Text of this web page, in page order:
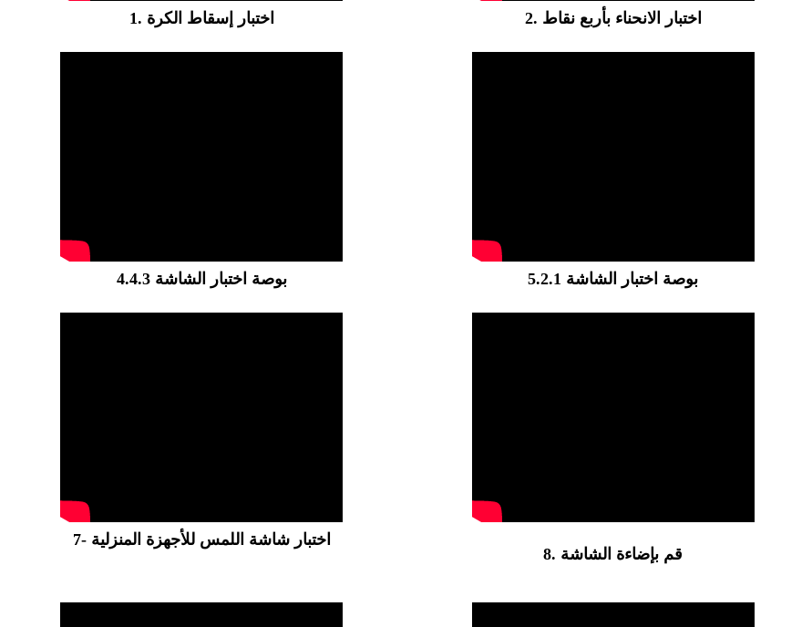
1. اختبار إسقاط الكرة 2. اختبار الانحناء بأربع نقاط
4.4.3 بوصة اختبار الشاشة 5.2.1 بوصة اختبار الشاشة
7- اختبار شاشة اللمس للأجهزة المنزلية
8. قم بإضاءة الشاشة